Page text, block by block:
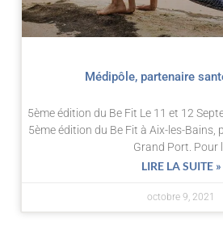
Médipôle, partenaire
5ème édition du Be Fit Le 11 et 12
5ème édition du Be Fit à Aix-les-Bains,
Grand Port. Pour
LIRE LA SUITE »
octobre 9, 2021